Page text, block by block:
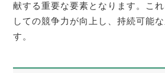
献する重要な要素となります。こ
しての競争力が向上し、持続可能
す。